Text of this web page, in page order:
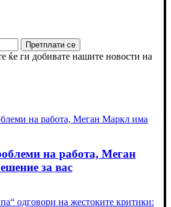
ќе ги добивате нашите новости на
на работа, Меган
за вас